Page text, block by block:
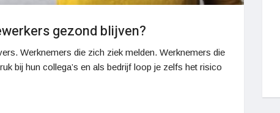
gezond blijven?
Werknemers die zich ziek melden. Werknemers die
bij hun collega’s en als bedrijf loop je zelfs het risico